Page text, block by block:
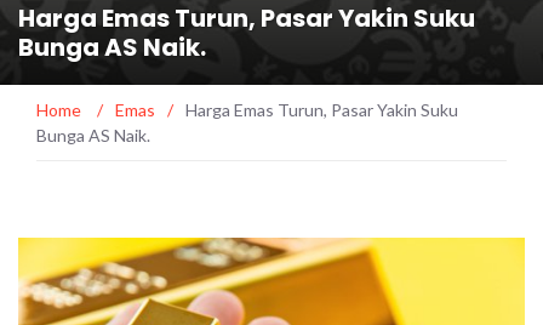
Harga Emas Turun, Pasar Yakin Suku
Bunga AS Naik.
Home / Emas / Harga Emas Turun, Pasar Yakin Suku
Bunga AS Naik.